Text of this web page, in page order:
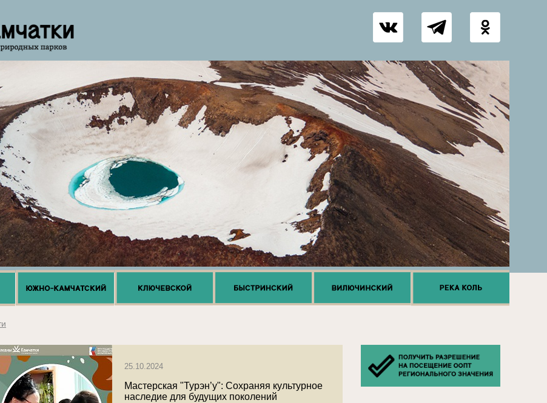
25.10.2024
Мастерская "Турэн’у": Сохраняя культурное
наследие для будущих поколений